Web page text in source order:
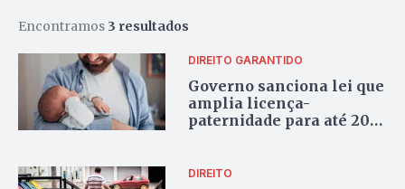
Encontramos 3 resultados
DIREITO GARANTIDO
Governo sanciona lei que
amplia licença-
paternidade para até 20
DIREITO